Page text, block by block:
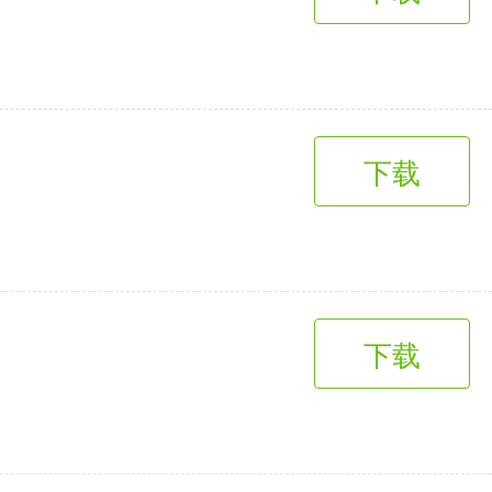
3千+款应用
下载
下载